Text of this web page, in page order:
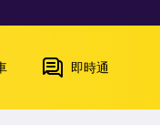
即時通